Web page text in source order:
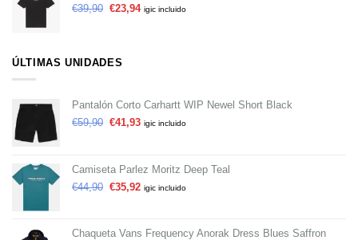
€39,90 €23,94 igic incluido
ÚLTIMAS UNIDADES
Pantalón Corto Carhartt WIP Newel Short Black
€59,90 €41,93 igic incluido
Camiseta Parlez Moritz Deep Teal
€44,90 €35,92 igic incluido
Chaqueta Vans Frequency Anorak Dress Blues Saffron